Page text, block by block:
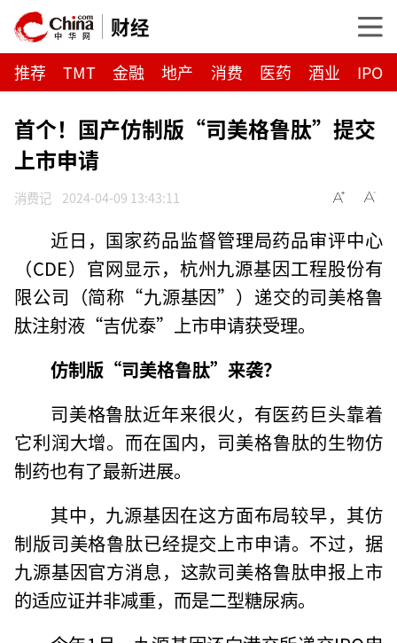
财经
推荐 TMT 金融 地产 消费 医药 酒业 IPO
首个！国产仿制版“司美格鲁肽”提交
上市申请
消费记 2024-04-09 13:43:11
近日，国家药品监督管理局药品审评中心
（CDE）官网显示，杭州九源基因工程股份有
限公司（简称“九源基因”）递交的司美格鲁
肽注射液“吉优泰”上市申请获受理。
仿制版“司美格鲁肽”来袭？
司美格鲁肽近年来很火，有医药巨头靠着
它利润大增。而在国内，司美格鲁肽的生物仿
制药也有了最新进展。
其中，九源基因在这方面布局较早，其仿
制版司美格鲁肽已经提交上市申请。不过，据
九源基因官方消息，这款司美格鲁肽申报上市
的适应证并非减重，而是二型糖尿病。